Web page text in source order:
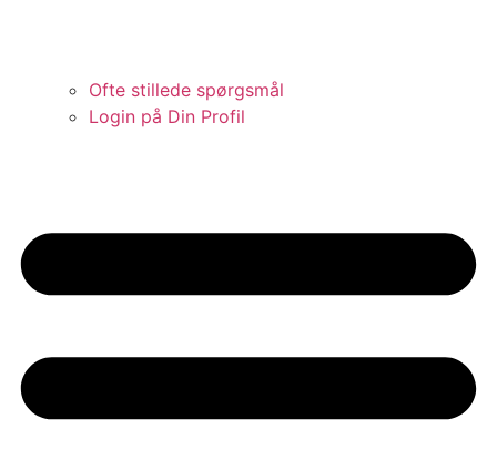
Ofte stillede spørgsmål
Login på Din Profil